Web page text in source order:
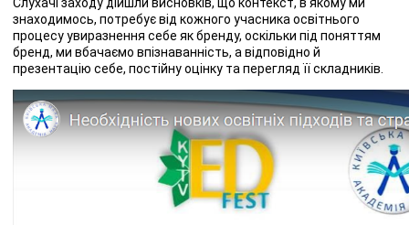
знаходимось, потребує від кожного учасника освітнього
процесу увиразнення себе як бренду, оскільки під поняттям
бренд, ми вбачаємо впізнаванність, а відповідно й
презентацію себе, постійну оцінку та перегляд її складників.